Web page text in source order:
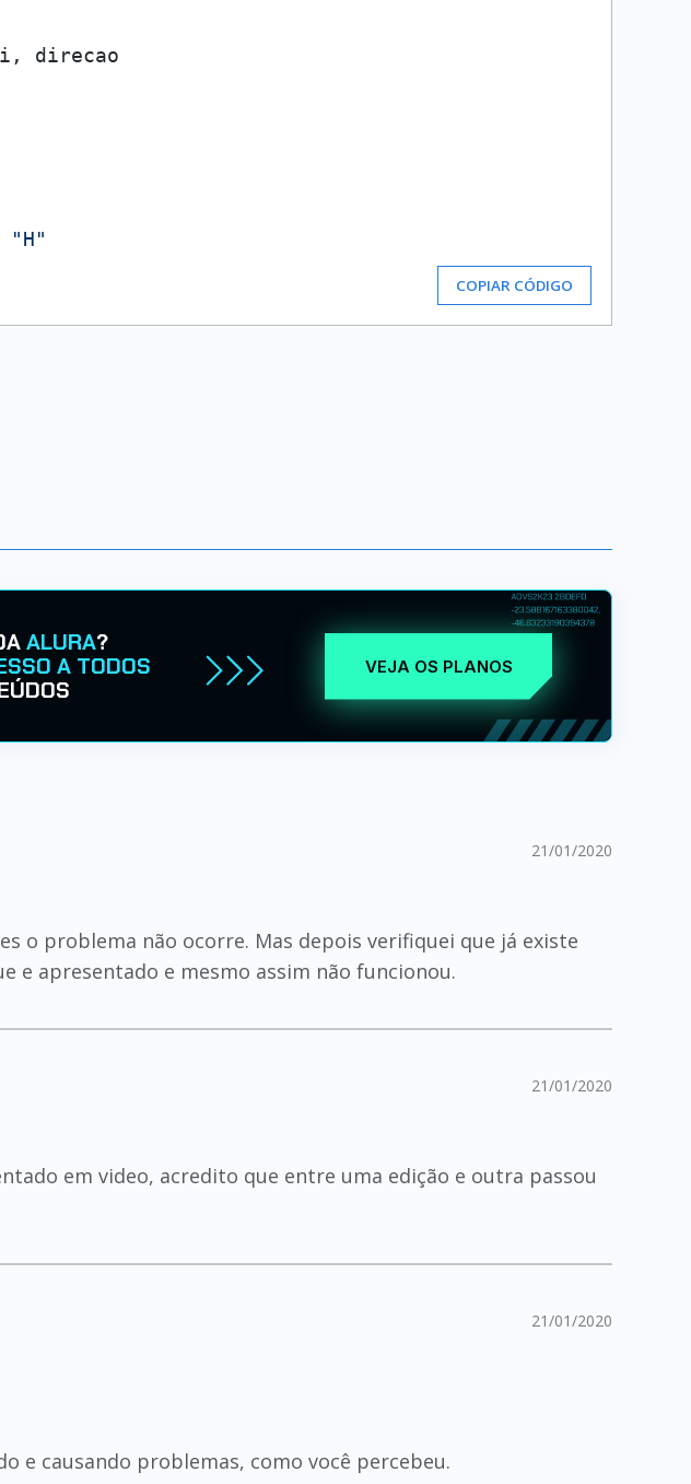
direcao
"H"
COPIAR CÓDIGO
ALURA?
A TODOS
VEJA OS PLANOS
21/01/2020
o problema não ocorre. Mas depois verifiquei que já existe
e apresentado e mesmo assim não funcionou.
21/01/2020
em video, acredito que entre uma edição e outra passou
21/01/2020
e causando problemas, como você percebeu.